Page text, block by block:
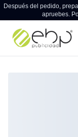
Después del pedido,
apruebes.